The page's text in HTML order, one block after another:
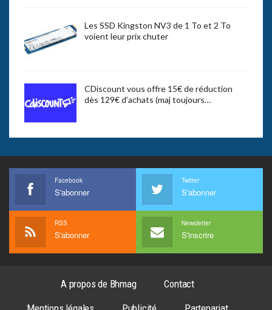
Les SSD Kingston NV3 de 1 To et 2 To
voient leur prix chuter
CDiscount vous offre 15€ de réduction
dès 129€ d’achats (maj toujours…
Facebook
S'abonner
Twitter
S'abonner
RSS
S'abonner
Newsletter
S'inscrire
A propos de Bhmag
Contact